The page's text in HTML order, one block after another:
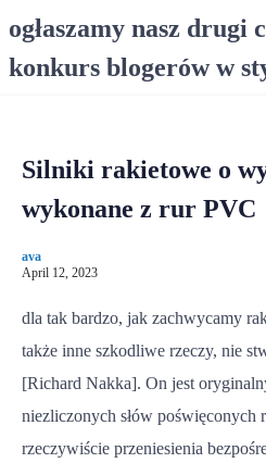
ogłaszamy nasz drugi
konkurs blogerów w
Silniki rakietowe o
wykonane z rur PVC
ava
April 12, 2023
dla tak bardzo, jak zachwycamy
także inne szkodliwe rzeczy, nie
[Richard Nakka]. On jest
niezliczonych słów poświęconych
rzeczywiście przeniesienia